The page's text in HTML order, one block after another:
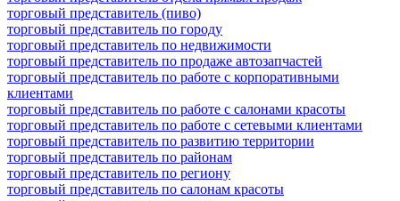
торговый представитель (пиво)
торговый представитель по городу
торговый представитель по недвижимости
торговый представитель по продаже автозапчастей
торговый представитель по работе с корпоративными
клиентами
торговый представитель по работе с салонами красоты
торговый представитель по работе с сетевыми клиентами
торговый представитель по развитию территории
торговый представитель по районам
торговый представитель по региону
торговый представитель по салонам красоты